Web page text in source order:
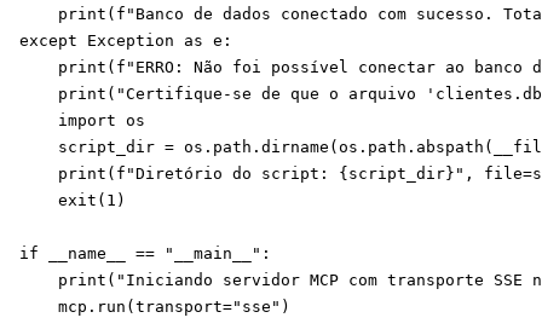
print(f"Banco de dados conectado com sucesso.
except Exception as e:
print(f"ERRO: Não foi possível conectar ao banco
print("Certifique-se de que o arquivo
    import os
script_dir =
print(f"Diretório do script: {script_dir}",
    exit(1)
if __name__ == "__main__":
print("Iniciando servidor MCP com transporte SSE
    mcp.run(transport="sse")